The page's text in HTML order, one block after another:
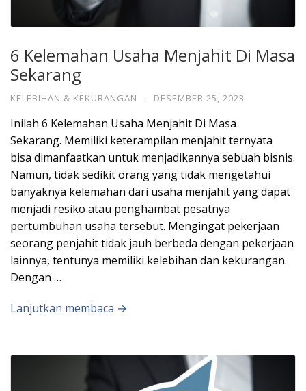
6 Kelemahan Usaha Menjahit Di Masa
Sekarang
KELEBIHAN & KEKURANGAN · DESEMBER 25, 2023
Inilah 6 Kelemahan Usaha Menjahit Di Masa
Sekarang. Memiliki keterampilan menjahit ternyata
bisa dimanfaatkan untuk menjadikannya sebuah bisnis.
Namun, tidak sedikit orang yang tidak mengetahui
banyaknya kelemahan dari usaha menjahit yang dapat
menjadi resiko atau penghambat pesatnya
pertumbuhan usaha tersebut. Mengingat pekerjaan
seorang penjahit tidak jauh berbeda dengan pekerjaan
lainnya, tentunya memiliki kelebihan dan kekurangan.
Dengan …
Lanjutkan membaca →